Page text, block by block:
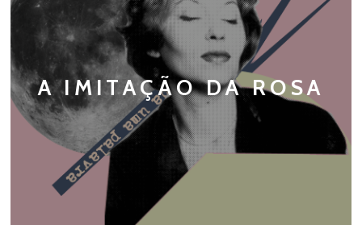
A IMITAÇÃO DA ROSA